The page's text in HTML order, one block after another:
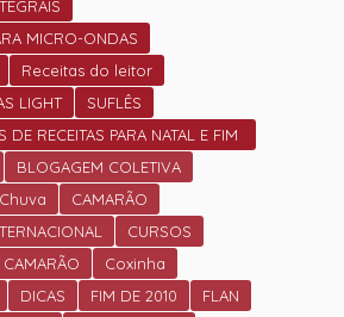
MICRO-ONDAS
Receitas do leitor
LIGHT
SUFLÊS
DE RECEITAS PARA NATAL E FIM
DE ANO.
BLOGAGEM COLETIVA
CAMARÃO
CURSOS
Coxinha
DICAS FIM DE 2010
FLAN